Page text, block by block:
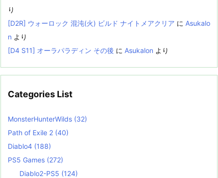
り
[D2R] ウォーロック 混沌(火) ビルド ナイトメアクリア に Asukalo
n より
[D4 S11] オーラパラディン その後 に Asukalon より
Categories List
MonsterHunterWilds (32)
Path of Exile 2 (40)
Diablo4 (188)
PS5 Games (272)
Diablo2-PS5 (124)